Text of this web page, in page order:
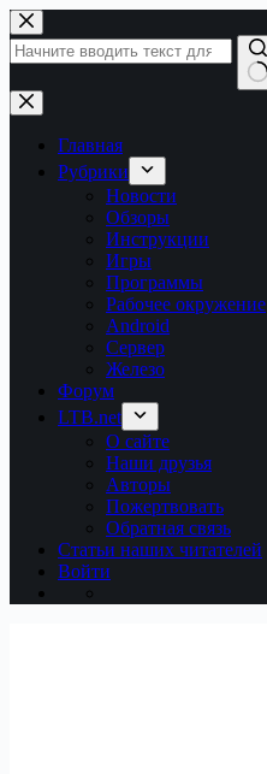
Перейти
к
сути
Ничего
не
найденоГлавная
Рубрики
Новости
Обзоры
Инструкции
Игры
Программы
Рабочее окружение
Android
Сервер
Железо
Форум
LTB.net
О сайте
Наши друзья
Авторы
Пожертвовать
Обратная связь
Статьи наших читателей
Войти